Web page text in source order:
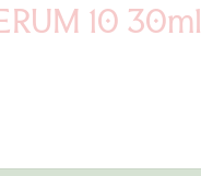
10 30ml